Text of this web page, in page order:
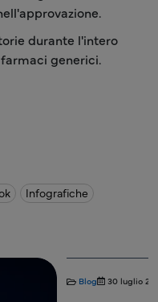
durante l'intero
generici.
Infografiche
Blog 30 luglio